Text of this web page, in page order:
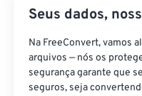
Seus dados,
Na FreeConvert, vamos
arquivos — nós os
segurança garante que
seguros, seja